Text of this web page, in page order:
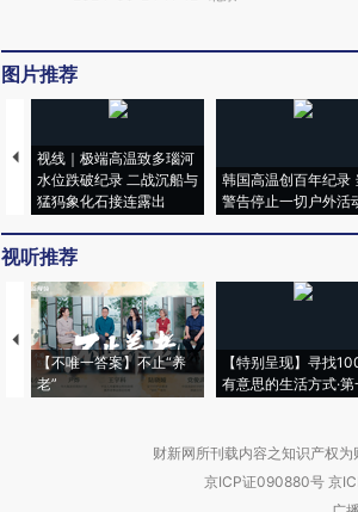
图片推荐
视线｜极端高温致多瑙河
水位跌破纪录 二战沉船与
猛犸象化石接连露出
韩国高温创百年纪录
警告停止一切户外活
视听推荐
【不唯一答案】不止“养
老”
【特别呈现】寻找
有意思的生活方式·
财新网所刊载内容之知识产权
京ICP证090880号 京